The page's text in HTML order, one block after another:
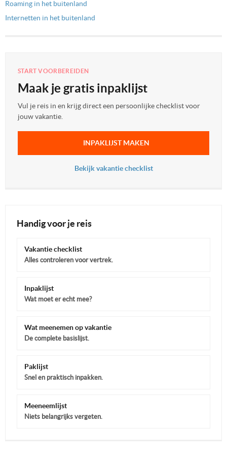
Roaming in het buitenland
Internetten in het buitenland
START VOORBEREIDEN
Maak je gratis inpaklijst
Vul je reis in en krijg direct een persoonlijke checklist voor
jouw vakantie.
INPAKLIJST MAKEN
Bekijk vakantie checklist
Handig voor je reis
Vakantie checklist
Alles controleren voor vertrek.
Inpaklijst
Wat moet er echt mee?
Wat meenemen op vakantie
De complete basislijst.
Paklijst
Snel en praktisch inpakken.
Meeneemlijst
Niets belangrijks vergeten.